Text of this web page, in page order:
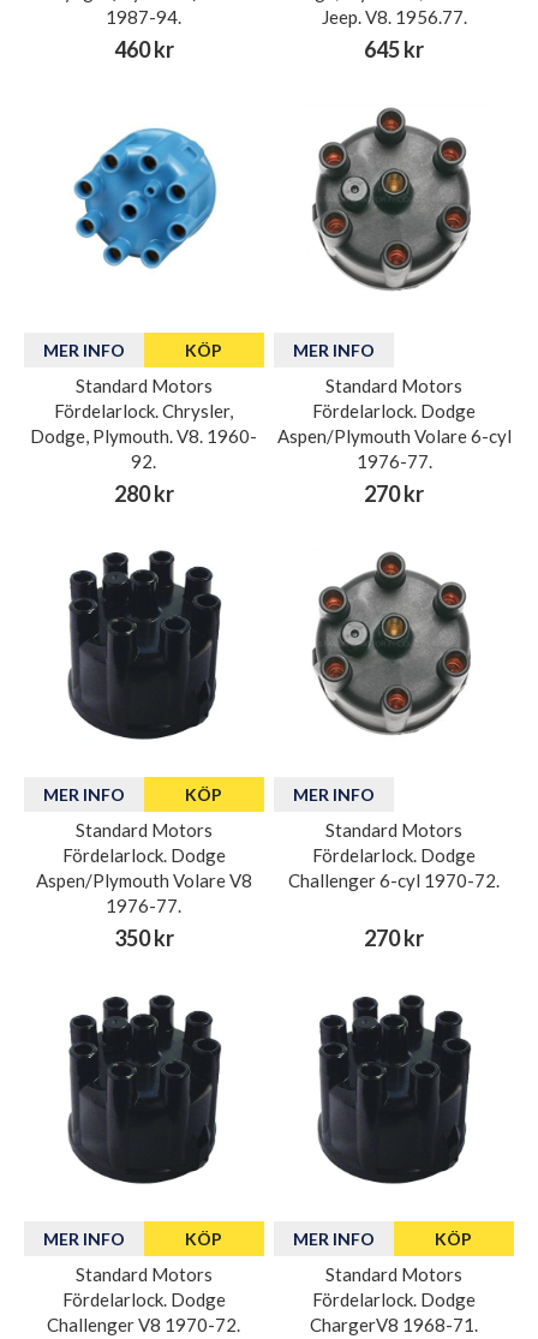
1987-94.
460 kr
Jeep. V8. 1956.77.
645 kr
MER INFO KÖP
Standard Motors
Fördelarlock. Chrysler,
Dodge, Plymouth. V8. 1960-
92.
280 kr
MER INFO
Standard Motors
Fördelarlock. Dodge
Aspen/Plymouth Volare 6-cyl
1976-77.
270 kr
MER INFO KÖP
Standard Motors
Fördelarlock. Dodge
Aspen/Plymouth Volare V8
1976-77.
350 kr
MER INFO
Standard Motors
Fördelarlock. Dodge
Challenger 6-cyl 1970-72.
270 kr
MER INFO KÖP
Standard Motors
Fördelarlock. Dodge
Challenger V8 1970-72.
MER INFO KÖP
Standard Motors
Fördelarlock. Dodge
ChargerV8 1968-71.